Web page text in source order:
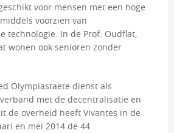
voor mensen met een hoge
voorzien van
technologie. In de Prof. Oudflat,
wonen ook senioren zonder
Olympiastaete dienst als
met de decentralisatie en
de overheid heeft Vivantes in de
en mei 2014 de 44